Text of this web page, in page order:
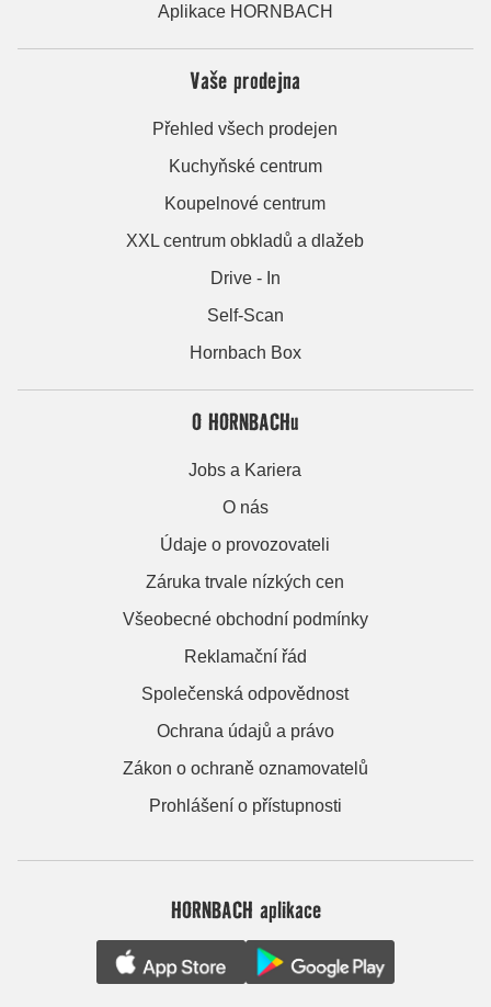
Aplikace HORNBACH
Vaše prodejna
Přehled všech prodejen
Kuchyňské centrum
Koupelnové centrum
XXL centrum obkladů a dlažeb
Drive - In
Self-Scan
Hornbach Box
O HORNBACHu
Jobs a Kariera
O nás
Údaje o provozovateli
Záruka trvale nízkých cen
Všeobecné obchodní podmínky
Reklamační řád
Společenská odpovědnost
Ochrana údajů a právo
Zákon o ochraně oznamovatelů
Prohlášení o přístupnosti
HORNBACH aplikace